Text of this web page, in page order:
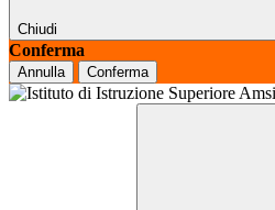
Chiudi
Conferma
Annulla Conferma